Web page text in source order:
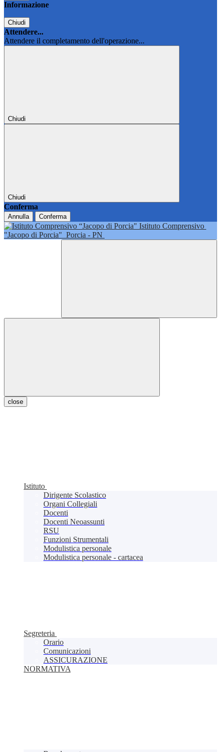
Informazione
Chiudi
Attendere...
Attendere il completamento dell'operazione...
Chiudi
Chiudi
Conferma
Annulla Conferma
Istituto Comprensivo
"Jacopo di Porcia" Porcia - PN
close
Istituto
Dirigente Scolastico
Organi Collegiali
Docenti
Docenti Neoassunti
RSU
Funzioni Strumentali
Modulistica personale
Modulistica personale - cartacea
Segreteria
Orario
Comunicazioni
ASSICURAZIONE
NORMATIVA